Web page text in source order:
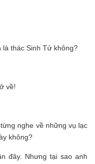
thác Sinh Tử không?
về!
nghe về những vụ lạc
không?
đây. Nhưng tại sao anh